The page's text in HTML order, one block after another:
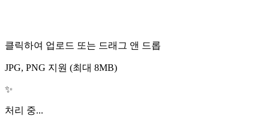
클릭하여 업로드 또는 드래그 앤 드롭
JPG, PNG 지원 (최대 8MB)
✨
처리 중...